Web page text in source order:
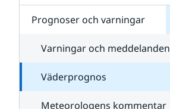
Prognoser och varningar
Varningar och meddelanden
Väderprognos
Meteorologens kommentar